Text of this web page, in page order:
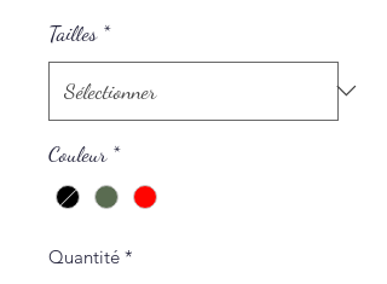
Tailles *
Couleur *
Quantité *